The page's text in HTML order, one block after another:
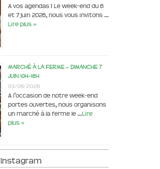
A vos agendas ! Le week-end du 6
et 7 juin 2026, nous vous invitons …
Lire plus »
Marché à la ferme – dimanche 7
juin 10h-18h
03/06/2026
A l’occasion de notre week-end
portes ouvertes, nous organisons
un marché à la ferme le …Lire
plus »
Instagram